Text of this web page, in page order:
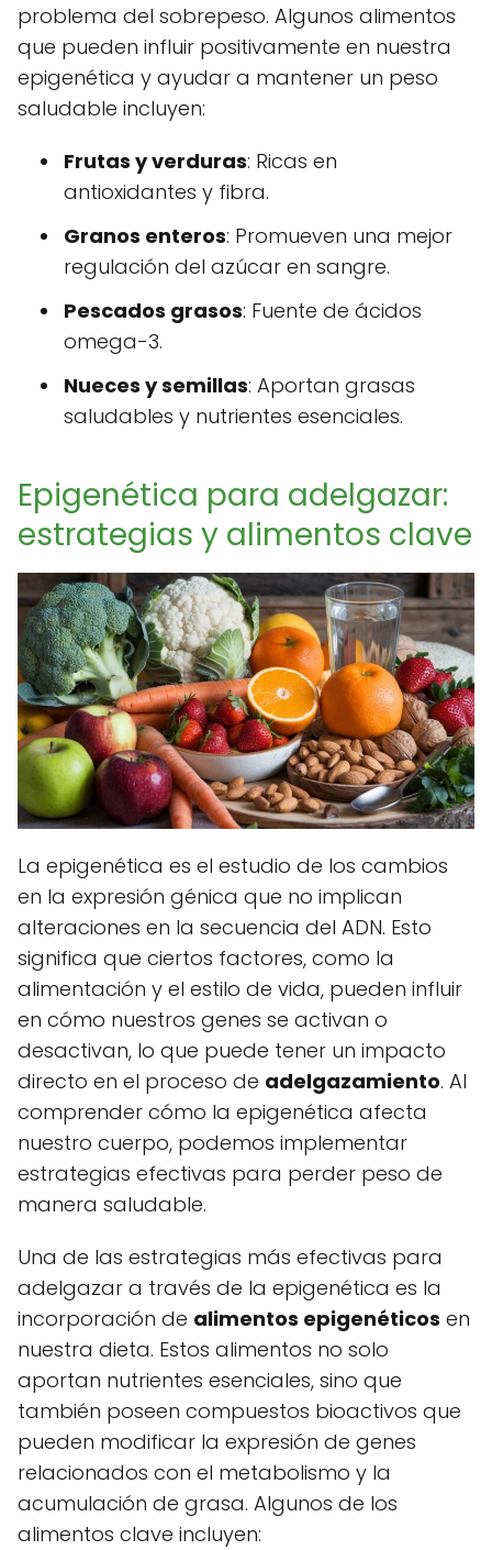
problema del sobrepeso. Algunos alimentos
que pueden influir positivamente en nuestra
epigenética y ayudar a mantener un peso
saludable incluyen:
Frutas y verduras: Ricas en
antioxidantes y fibra.
Granos enteros: Promueven una mejor
regulación del azúcar en sangre.
Pescados grasos: Fuente de ácidos
omega-3.
Nueces y semillas: Aportan grasas
saludables y nutrientes esenciales.
Epigenética para adelgazar:
estrategias y alimentos clave
La epigenética es el estudio de los cambios
en la expresión génica que no implican
alteraciones en la secuencia del ADN. Esto
significa que ciertos factores, como la
alimentación y el estilo de vida, pueden influir
en cómo nuestros genes se activan o
desactivan, lo que puede tener un impacto
directo en el proceso de adelgazamiento. Al
comprender cómo la epigenética afecta
nuestro cuerpo, podemos implementar
estrategias efectivas para perder peso de
manera saludable.
Una de las estrategias más efectivas para
adelgazar a través de la epigenética es la
incorporación de alimentos epigenéticos en
nuestra dieta. Estos alimentos no solo
aportan nutrientes esenciales, sino que
también poseen compuestos bioactivos que
pueden modificar la expresión de genes
relacionados con el metabolismo y la
acumulación de grasa. Algunos de los
alimentos clave incluyen: